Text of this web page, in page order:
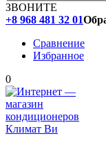
ЗВОНИТЕ
+8 968 481 32 01
Сравнение
Избранное
0